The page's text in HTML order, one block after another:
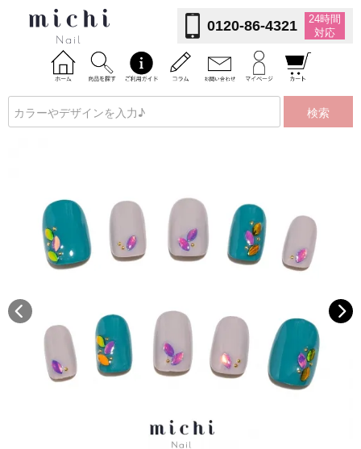
0120-86-4321
24時間
対応
検索